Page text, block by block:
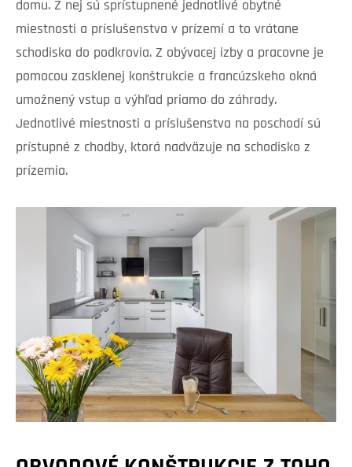
domu. Z nej sú sprístupnené jednotlivé obytné
miestnosti a príslušenstva v prízemí a to vrátane
schodiska do podkrovia. Z obývacej izby a pracovne je
pomocou zasklenej konštrukcie a francúzskeho okná
umožnený vstup a výhľad priamo do záhrady.
Jednotlivé miestnosti a príslušenstva na poschodí sú
prístupné z chodby, ktorá nadväzuje na schodisko z
prízemia.